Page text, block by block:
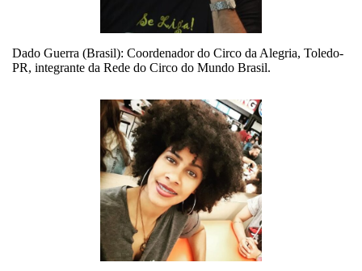
Dado Guerra (Brasil): Coordenador do Circo da Alegria, Toledo-
PR, integrante da Rede do Circo do Mundo Brasil.